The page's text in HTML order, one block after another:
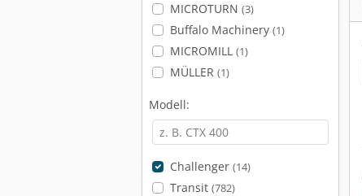
MICROTURN (3)
Buffalo Machinery (1)
MICROMILL (1)
MÜLLER (1)
Modell:
Challenger (14)
Transit (782)